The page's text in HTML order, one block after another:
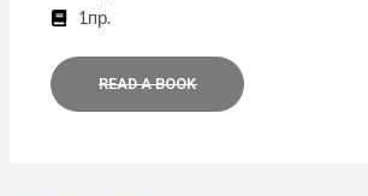
1пр.
READ A BOOK